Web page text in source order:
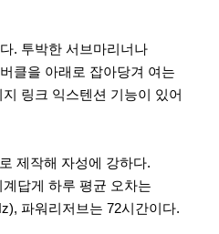
. 투박한 서브마리너나
클을 아래로 잡아당겨 여는
링크 익스텐션 기능이 있어
제작해 자성에 강하다.
답게 하루 평균 오차는
파워리저브는 72시간이다.